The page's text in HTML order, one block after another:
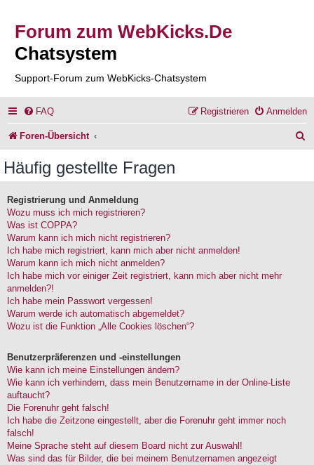
Forum zum WebKicks.De
Chatsystem
Support-Forum zum WebKicks-Chatsystem
FAQ Anmelden
Registrieren
Foren-Übersicht
Häufig gestellte Fragen
Registrierung und Anmeldung
Wozu muss ich mich registrieren?
Was ist COPPA?
Warum kann ich mich nicht registrieren?
Ich habe mich registriert, kann mich aber nicht anmelden!
Warum kann ich mich nicht anmelden?
Ich habe mich vor einiger Zeit registriert, kann mich aber nicht mehr
anmelden?!
Ich habe mein Passwort vergessen!
Warum werde ich automatisch abgemeldet?
Wozu ist die Funktion „Alle Cookies löschen“?
Benutzerpräferenzen und -einstellungen
Wie kann ich meine Einstellungen ändern?
Wie kann ich verhindern, dass mein Benutzername in der Online-Liste
auftaucht?
Die Forenuhr geht falsch!
Ich habe die Zeitzone eingestellt, aber die Forenuhr geht immer noch
falsch!
Meine Sprache steht auf diesem Board nicht zur Auswahl!
Was sind das für Bilder, die bei meinem Benutzernamen angezeigt